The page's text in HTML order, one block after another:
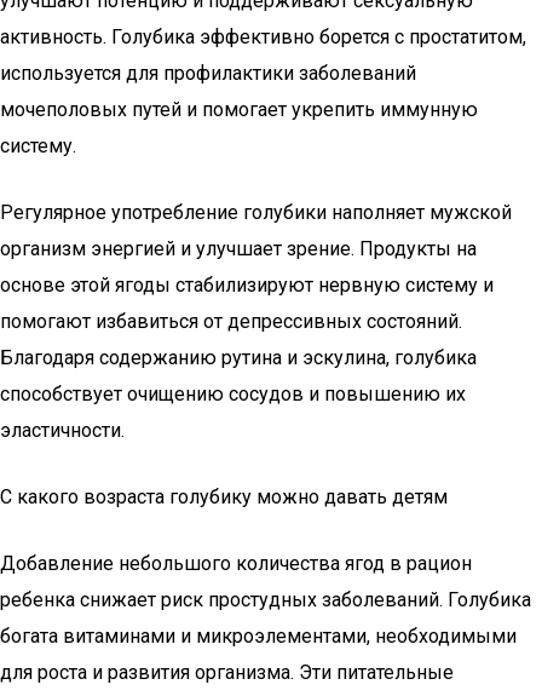
активность. Голубика эффективно борется с простатитом,
используется для профилактики заболеваний
мочеполовых путей и помогает укрепить иммунную
систему.
Регулярное употребление голубики наполняет мужской
организм энергией и улучшает зрение. Продукты на
основе этой ягоды стабилизируют нервную систему и
помогают избавиться от депрессивных состояний.
Благодаря содержанию рутина и эскулина, голубика
способствует очищению сосудов и повышению их
эластичности.
С какого возраста голубику можно давать детям
Добавление небольшого количества ягод в рацион
ребенка снижает риск простудных заболеваний. Голубика
богата витаминами и микроэлементами, необходимыми
для роста и развития организма. Эти питательные